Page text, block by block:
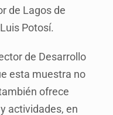
de Lagos de
Potosí.
de Desarrollo
esta muestra no
ofrece
actividades, en